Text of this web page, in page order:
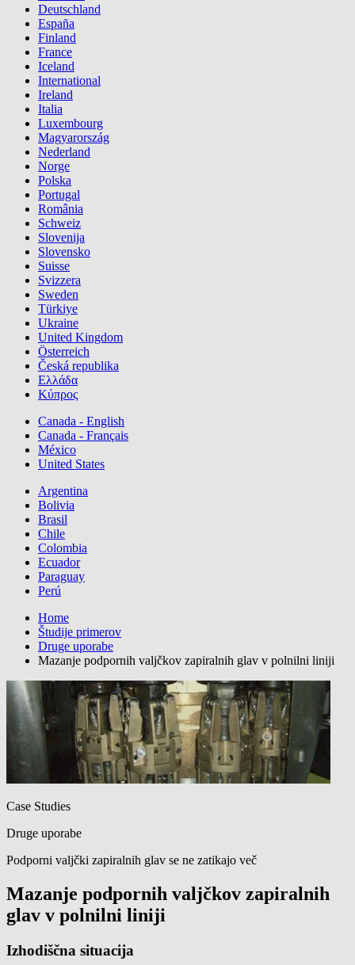
Deutschland
España
Finland
France
Iceland
International
Ireland
Italia
Luxembourg
Magyarország
Nederland
Norge
Polska
Portugal
România
Schweiz
Slovenija
Slovensko
Suisse
Svizzera
Sweden
Türkiye
Ukraine
United Kingdom
Österreich
Česká republika
Ελλάδα
Κύπρος
Canada - English
Canada - Français
México
United States
Argentina
Bolivia
Brasil
Chile
Colombia
Ecuador
Paraguay
Perú
Home
Študije primerov
Druge uporabe
Mazanje podpornih valjčkov zapiralnih glav v polnilni liniji
Case Studies
Druge uporabe
Podporni valjčki zapiralnih glav se ne zatikajo več
Mazanje podpornih valjčkov zapiralnih
glav v polnilni liniji
Izhodiščna situacija